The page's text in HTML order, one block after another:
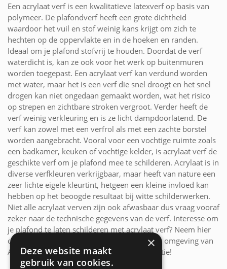
Een acrylaat verf is een kwalitatieve latexverf op basis van
polymeer. De plafondverf heeft een grote dichtheid
waardoor het vuil en stof weinig kans krijgt om zich te
hechten op de oppervlakte en in de hoeken en randen.
Ideaal om je plafond stofvrij te houden. Doordat de verf
waterdicht is, kan ze ook voor het werk op buitenmuren
worden toegepast. Een acrylaat verf kan verdund worden
met water, maar het is een verf die snel droogt en het snel
drogen kan niet ongedaan gemaakt worden, wat het risico
op strepen en zichtbare stroken vergroot. Verder heeft de
verf weinig verkleuring en is ze licht dampdoorlatend. De
verf kan zowel met een verfrol als met een zachte borstel
worden aangebracht. Vooral voor een vochtige ruimte zoals
een badkamer, keuken of vochtige kelder, is acrylaat verf de
geschikte verf om je plafond mee te schilderen. Acrylaat is in
diverse verfkleuren verkrijgbaar, maar heeft van nature een
zeer lichte eigele kleurtint, hetgeen een kleine invloed kan
hebben op het beoogde resultaat bij witte schilderwerken.
Niet alle acrylaat verven zijn ook afwasbaar dus vraag vooraf
zeker naar de technische gegevens van de verf. Interesse om
je plafond te laten schilderen met acrylaat verf? Neem hier
contact op met onze ervaren schilders uit de omgeving van
Antwerpen voor offertes of verdere informatie!
×
Deze website maakt
gebruik van cookies.